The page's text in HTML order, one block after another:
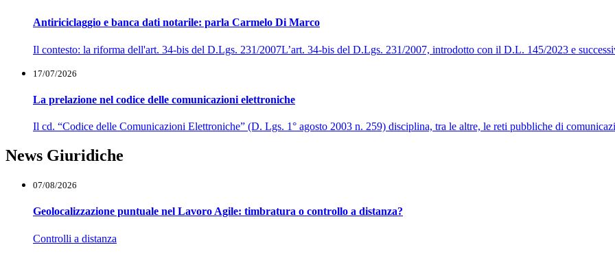
Antiriciclaggio e banca dati notarile: parla Carmelo Di Marco
Il contesto: la riforma dell'art. 34-bis del D.Lgs. 231/2007L’art. 34-bis del D.Lgs. 231/2007, introdotto con il D.L. 145/2023 e
17/07/2026
La prelazione nel codice delle comunicazioni elettroniche
Il cd. “Codice delle Comunicazioni Elettroniche” (D. Lgs. 1° agosto 2003 n. 259) disciplina, tra le altre, le reti pubbliche di
News Giuridiche
07/08/2026
Geolocalizzazione puntuale nel Lavoro Agile: timbratura o controllo a distanza?
Controlli a distanza